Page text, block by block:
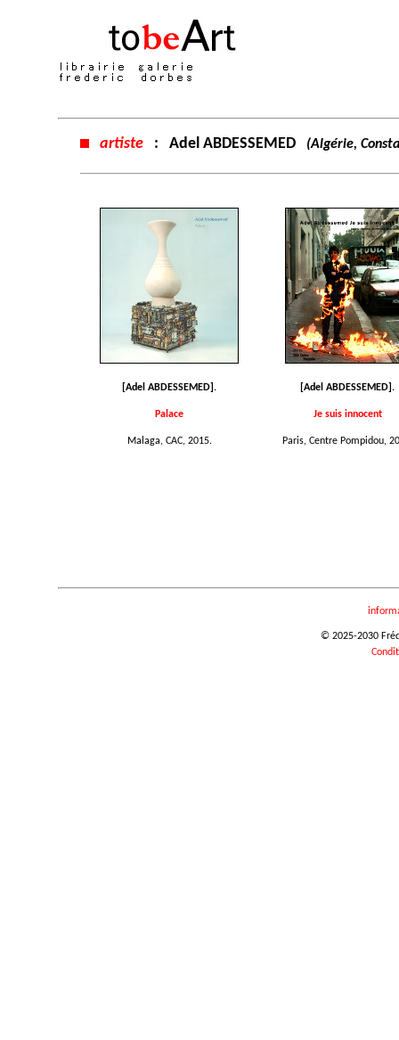
artiste : Adel ABDESSEMED (Algérie,
[Adel ABDESSEMED].
Palace
Malaga, CAC, 2015.
[Adel ABDESSEMED].
Je suis innocent
Paris, Centre Pompidou,
© 2025-2030